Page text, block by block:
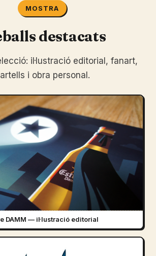
MOSTRA
destacats
il·lustració editorial, fanart,
i obra personal.
DAMM — il·lustració editorial